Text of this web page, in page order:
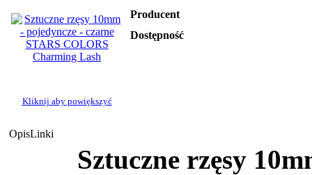
Kliknij aby powiększyć
Producent
Dostępność
OpisLinki
Sztuczne rzęsy